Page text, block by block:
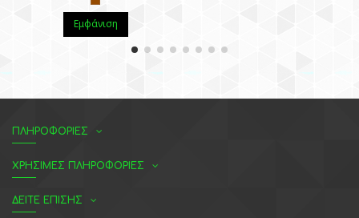
Εμφάνιση
ΠΛΗΡΟΦΟΡΙΕΣ
ΧΡΗΣΙΜΕΣ ΠΛΗΡΟΦΟΡΙΕΣ
ΔΕΙΤΕ ΕΠΙΣΗΣ